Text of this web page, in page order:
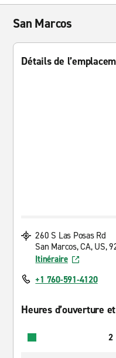
San Marcos
Détails de
260 S Las Posas Rd
San Marcos, CA, US,
Itinéraire
+1 760-591-4120
Heures d’ouverture
2